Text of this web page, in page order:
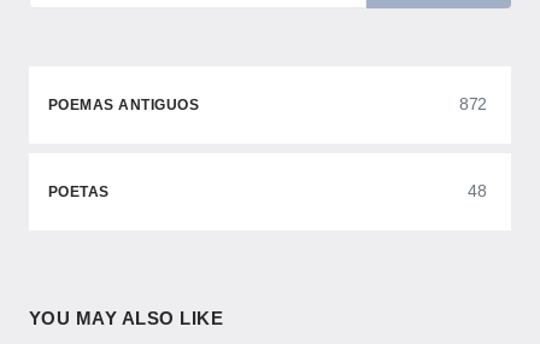
POEMAS ANTIGUOS 872
POETAS 48
YOU MAY ALSO LIKE